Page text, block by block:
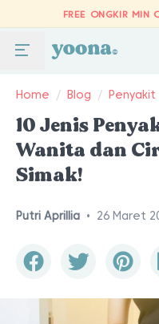
FREE ONGKIR MIN
Home / Blog / Penyakit
10 Jenis
Wanita dan
Simak!
Putri Aprillia • 26 Maret